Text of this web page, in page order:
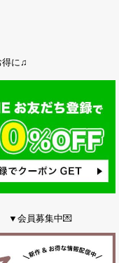
得に♫
▼会員募集中💌